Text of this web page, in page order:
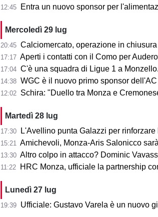
12:45 Entra un nuovo sponsor per l'alimentazione. Il
Mercoledì 29 lug
20:45 Calciomercato, operazione in
17:17 Aperti i contatti con il Como per Audero. Sarà lui il
17:04 C'è una squadra di Ligue 1 a Monzello. Il Lens si
14:38 WGC è il nuovo primo sponsor
12:02 Schira: "Duello tra Monza e
Martedì 28 lug
17:30 L'Avellino punta Galazzi per rinforzare
15:21 Amichevoli, Monza-Aris Salonicco sarà
13:30 Altro colpo in attacco? Dominic
11:22 HRC Monza, ufficiale la partnership
Lunedì 27 lug
19:39 Ufficiale: Gustavo Varela è un nuovo